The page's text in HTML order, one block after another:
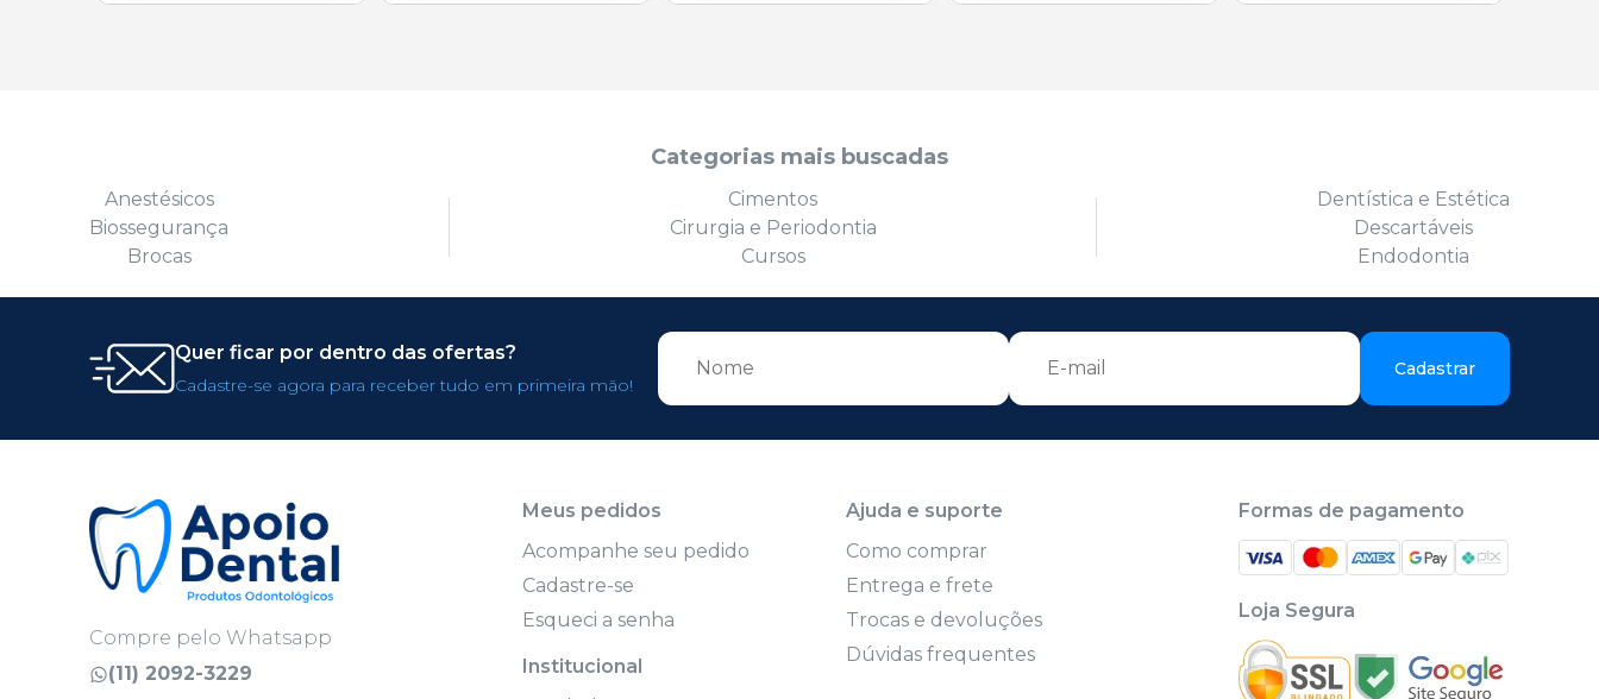
Categorias mais buscadas
Anestésicos
Biossegurança
Brocas
Cimentos
Cirurgia e Periodontia
Cursos
Dentística e Estética
Descartáveis
Endodontia
Quer ficar por dentro das ofertas?
Cadastre-se agora para receber tudo em primeira mão!
Cadastrar
Compre pelo Whatsapp
(11) 2092-3229
Meus pedidos
Acompanhe seu pedido
Cadastre-se
Esqueci a senha
Institucional
Ajuda e suporte
Como comprar
Entrega e frete
Trocas e devoluções
Dúvidas frequentes
Formas de pagamento
Loja Segura